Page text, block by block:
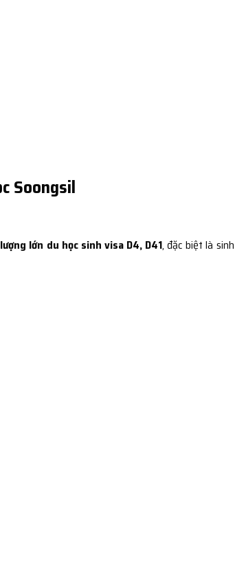
Soongsil
lớn du học sinh visa D4, D41, đặc biệt là sinh